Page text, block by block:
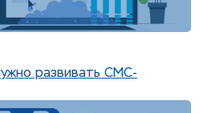
развивать СМС-